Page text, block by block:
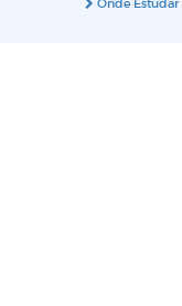
Onde Estudar